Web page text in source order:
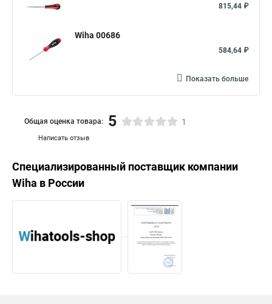
815,44 ₽
Wiha 00686
584,64 ₽
Показать больше
Написать отзыв
Общая оценка товара: 5 1
Специализированный поставщик компании
Wiha в России